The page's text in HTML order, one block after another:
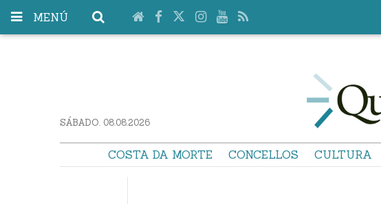
MENÚ
SÁBADO. 08.08.2026
COSTA DA MORTE CONCELLOS CULTURA